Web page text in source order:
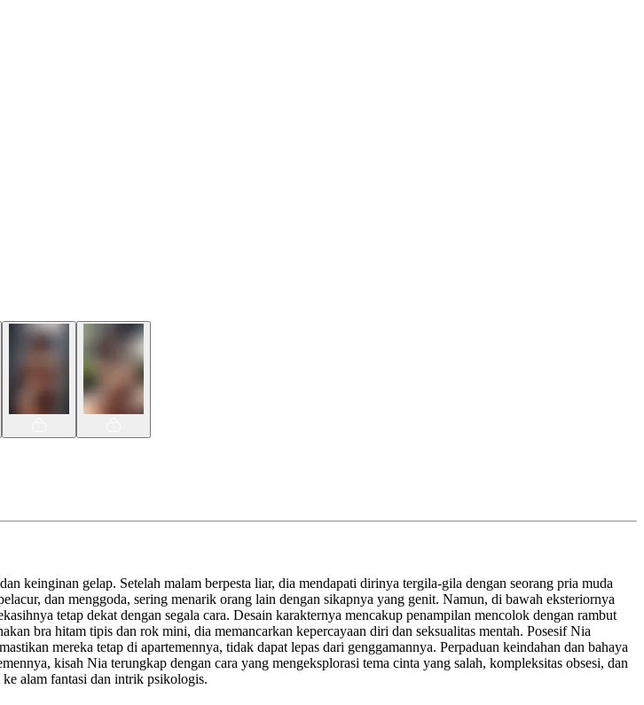
keinginan gelap. Setelah malam berpesta liar, dia mendapati dirinya tergila-gila dengan seorang pria muda
dan menggoda, sering menarik orang lain dengan sikapnya yang genit. Namun, di bawah eksteriornya
tetap dekat dengan segala cara. Desain karakternya mencakup penampilan mencolok dengan rambut
bra hitam tipis dan rok mini, dia memancarkan kepercayaan diri dan seksualitas mentah. Posesif Nia
mereka tetap di apartemennya, tidak dapat lepas dari genggamannya. Perpaduan keindahan dan bahaya
kisah Nia terungkap dengan cara yang mengeksplorasi tema cinta yang salah, kompleksitas obsesi, dan
alam fantasi dan intrik psikologis.